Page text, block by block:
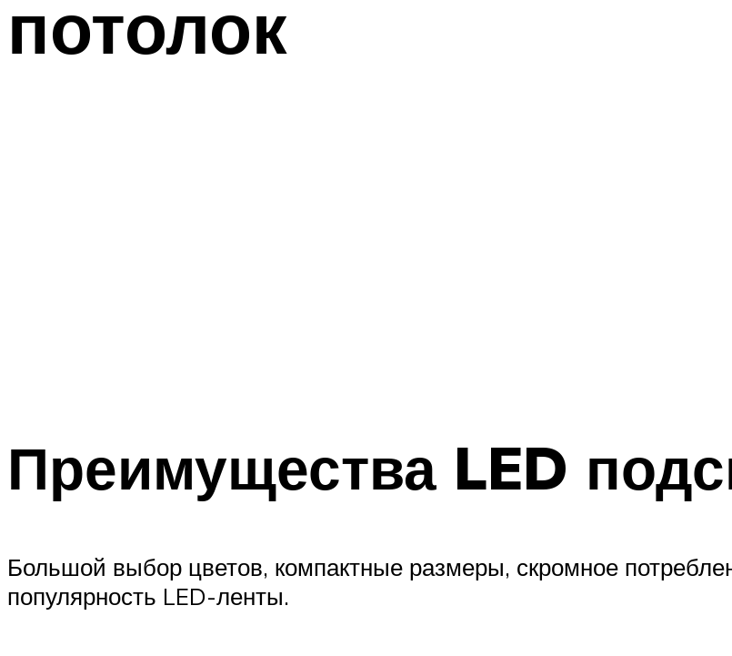
потолок
Преимущества LED
Большой выбор цветов, компактные размеры, скромное
популярность LED-ленты.